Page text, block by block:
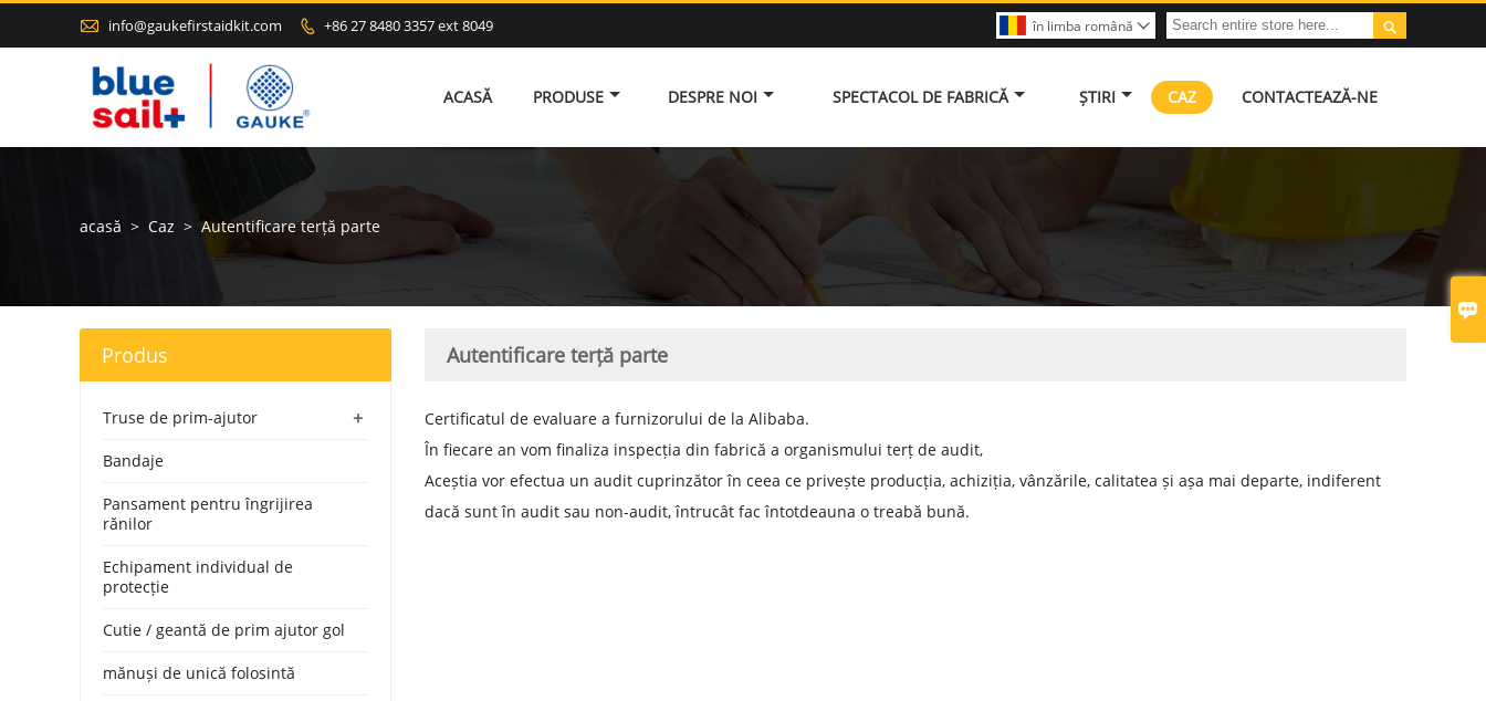

 info@gaukefirstaidkit.com  +86 27 8480 3357 ext 8049 
în limba română 
ACASĂ PRODUSE DESPRE NOI SPECTACOL DE FABRICĂ ȘTIRI CAZ CONTACTEAZĂ-NE
acasă > Caz > Autentificare terță parte
Autentificare terță parte
Certificatul de evaluare a furnizorului de la Alibaba.
În fiecare an vom finaliza inspecția din fabrică a organismului terț de audit,
Aceștia vor efectua un audit cuprinzător în ceea ce privește producția, achiziția, vânzările, calitatea și așa mai departe, indiferent
dacă sunt în audit sau non-audit, întrucât fac întotdeauna o treabă bună.
Produs
+
Truse de prim-ajutor
Bandaje
Pansament pentru îngrijirea
rănilor
Echipament individual de
protecție
Cutie / geantă de prim ajutor gol
mănuși de unică folosintă